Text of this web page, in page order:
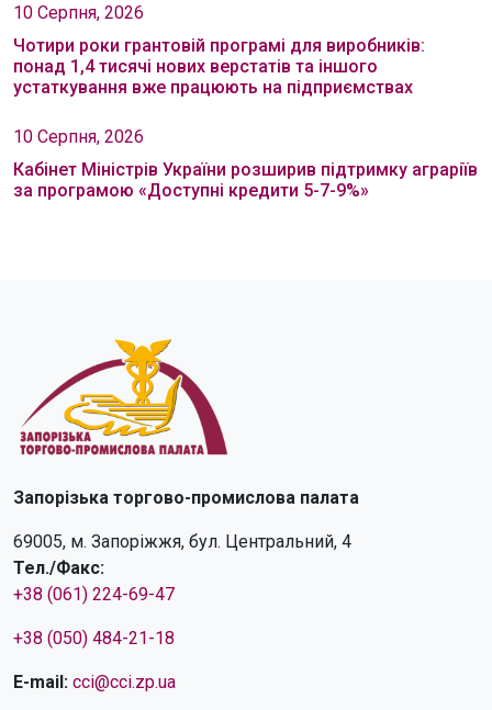
10 Серпня, 2026
Чотири роки грантовій програмі для виробників:
понад 1,4 тисячі нових верстатів та іншого
устаткування вже працюють на підприємствах
10 Серпня, 2026
Кабінет Міністрів України розширив підтримку аграріїв
за програмою «Доступні кредити 5-7-9%»
Запорізька торгово-промислова палата
69005, м. Запоріжжя, бул. Центральний, 4
Тел./Факс:
+38 (061) 224-69-47
+38 (050) 484-21-18
E-mail: cci@cci.zp.ua